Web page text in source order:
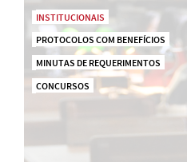
INSTITUCIONAIS
PROTOCOLOS COM BENEFÍCIOS
MINUTAS DE REQUERIMENTOS
CONCURSOS